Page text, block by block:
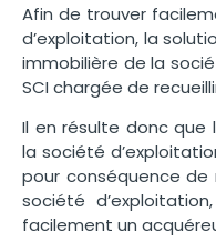
Afin de trouver
d’exploitation, la
immobilière de la
SCI chargée de
Il en résulte donc que
la société
pour conséquence de
société
facilement un